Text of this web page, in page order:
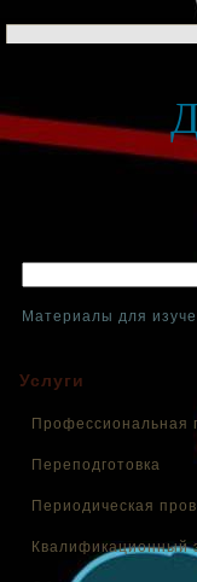
Материалы для
Услуги
Профессиональная
Переподготовка
Периодическая
Квалификационный